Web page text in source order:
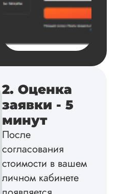
Аленка Л.
Вид работы:
Кандидатская
диссертация
качества я не
Менеджер
мне рассказал об
условиях
2. Оценка
заявки - 5
минут
После
согласования
стоимости в вашем
личном кабинете